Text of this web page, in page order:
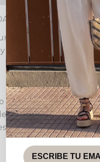
EN CADA PASO
moderna
que
cuadros, un guiño
combinar. Su tiro
de